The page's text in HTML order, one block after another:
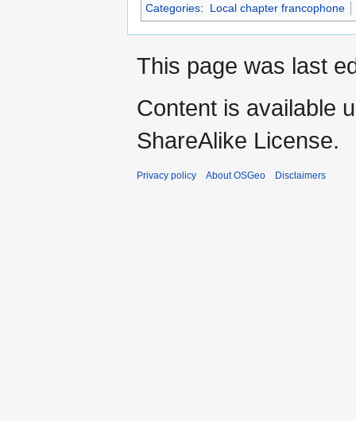
Categories: Local chapter francophone
This page was last
Content is available
ShareAlike License.
Privacy policy About OSGeo Disclaimers